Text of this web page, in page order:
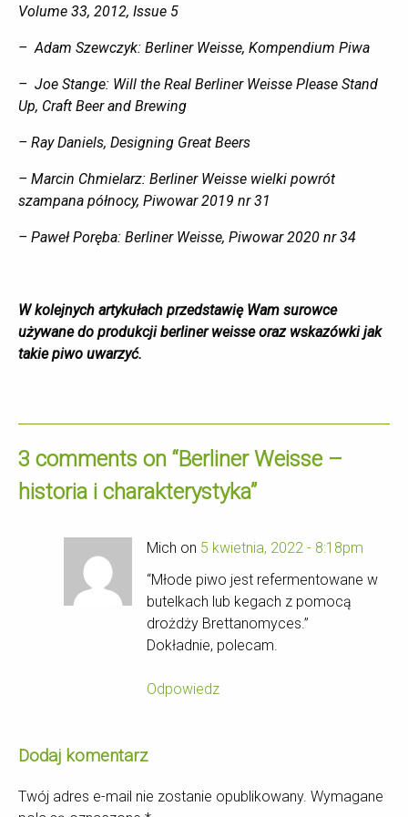
Volume 33, 2012, Issue 5
– Adam Szewczyk: Berliner Weisse, Kompendium Piwa
– Joe Stange: Will the Real Berliner Weisse Please Stand
Up, Craft Beer and Brewing
– Ray Daniels, Designing Great Beers
– Marcin Chmielarz: Berliner Weisse wielki powrót
szampana północy, Piwowar 2019 nr 31
– Paweł Poręba: Berliner Weisse, Piwowar 2020 nr 34
W kolejnych artykułach przedstawię Wam surowce
używane do produkcji berliner weisse oraz wskazówki jak
takie piwo uwarzyć.
3 comments on “Berliner Weisse –
historia i charakterystyka”
Mich on 5 kwietnia, 2022 - 8:18pm
“Młode piwo jest refermentowane w
butelkach lub kegach z pomocą
drożdży Brettanomyces.”
Dokładnie, polecam.
Odpowiedz
Dodaj komentarz
Twój adres e-mail nie zostanie opublikowany. Wymagane